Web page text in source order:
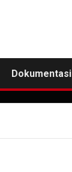
Dokumentasi